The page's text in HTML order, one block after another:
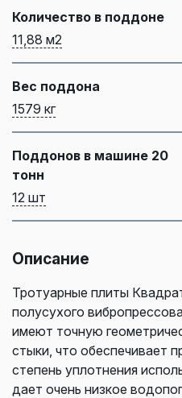
Количество в поддоне
11,88 м2
Вес поддона
1579 кг
Поддонов в машине 20
тонн
12 шт
Описание
Тротуарные плиты
полусухого
имеют точную
стыки, что обеспечивает
степень уплотнения
дает очень низкое